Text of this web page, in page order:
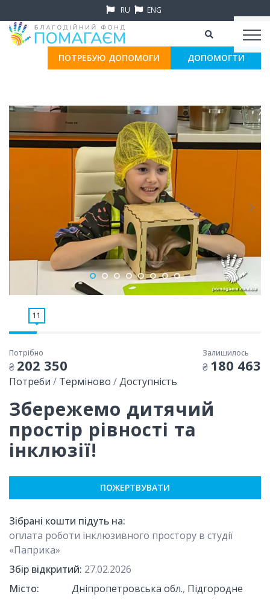
RU ENG
ПОТРЕБУЮ ДОПОМОГИ ДОПОМОГТИ
11
Потрібно
₴ 202 350
Залишилось
₴ 180 463
Потреби / Терміново /Доступність
Збережемо дитячий
простір рівності та
інклюзії!
ПОЖЕРТВУВАТИ
Зібрані кошти підуть на:
оплата роботи інклюзивного простору в студії
«Паприка»
Збір відкритий: 27.02.2026
Місто:
Дніпропетровська обл., Підгородне